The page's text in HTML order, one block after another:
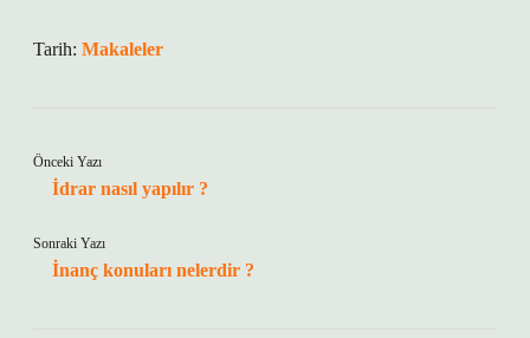
Tarih: Makaleler
Önceki Yazı
İdrar nasıl yapılır ?
Sonraki Yazı
İnanç konuları nelerdir ?